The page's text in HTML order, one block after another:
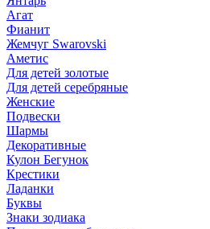
Агат
Фианит
Жемчуг Swarovski
Аметис
Для детей золотые
Для детей серебряные
Женские
Подвески
Шармы
Декоративные
Кулон Бегунок
Крестики
Ладанки
Буквы
Знаки зодиака